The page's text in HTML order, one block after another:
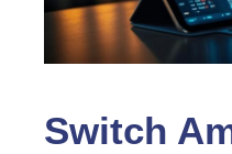
Switch